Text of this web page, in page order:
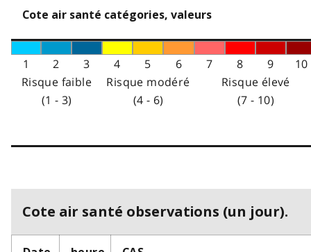
Cote air santé catégories, valeurs
1 2 3 4 5 6 7 8 9
10
Risque faible
(1 - 3)
Risque modéré
(4 - 6)
Risque élevé
(7 - 10)
Cote air santé observations (un jour).